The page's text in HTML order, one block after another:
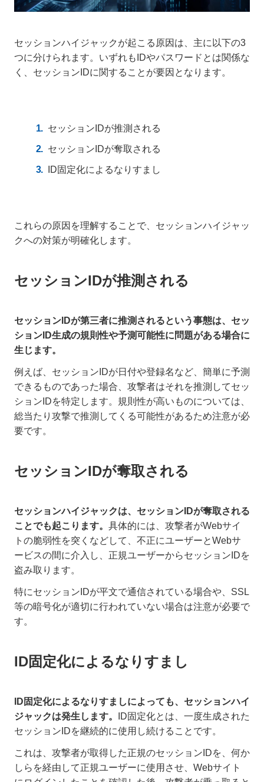
セッションハイジャックが起こる原因は、主に以下の3
つに分けられます。いずれもIDやパスワードとは関係な
く、セッションIDに関することが要因となります。
セッションIDが推測される
セッションIDが奪取される
ID固定化によるなりすまし
これらの原因を理解することで、セッションハイジャッ
クへの対策が明確化します。
セッションIDが推測される
セッションIDが第三者に推測されるという事態は、セッ
ションID生成の規則性や予測可能性に問題がある場合に
生じます。
例えば、セッションIDが日付や登録名など、簡単に予測
できるものであった場合、攻撃者はそれを推測してセッ
ションIDを特定します。規則性が高いものについては、
総当たり攻撃で推測してくる可能性があるため注意が必
要です。
セッションIDが奪取される
セッションハイジャックは、セッションIDが奪取される
ことでも起こります。 具体的には、攻撃者がWebサイ
トの脆弱性を突くなどして、不正にユーザーとWebサ
ービスの間に介入し、正規ユーザーからセッションIDを
盗み取ります。
特にセッションIDが平文で通信されている場合や、SSL
等の暗号化が適切に行われていない場合は注意が必要で
す。
ID固定化によるなりすまし
ID固定化によるなりすましによっても、セッションハイ
ジャックは発生します。
ID固定化とは、一度生成された
セッションIDを継続的に使用し続けることです。
これは、攻撃者が取得した正規のセッションIDを、何か
しらを経由して正規ユーザーに使用させ、Webサイト